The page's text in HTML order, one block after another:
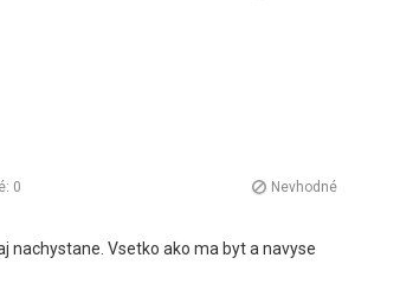
0
Nevhodné
nachystane. Vsetko ako ma byt a navyse